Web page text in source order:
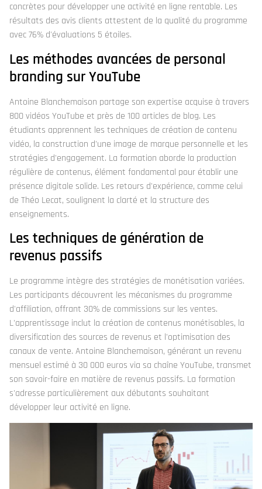
concrètes pour développer une activité en ligne rentable. Les
résultats des avis clients attestent de la qualité du programme
avec 76% d'évaluations 5 étoiles.
Les méthodes avancées de personal
branding sur YouTube
Antoine Blanchemaison partage son expertise acquise à travers
800 vidéos YouTube et près de 100 articles de blog. Les
étudiants apprennent les techniques de création de contenu
vidéo, la construction d'une image de marque personnelle et les
stratégies d'engagement. La formation aborde la production
régulière de contenus, élément fondamental pour établir une
présence digitale solide. Les retours d'expérience, comme celui
de Théo Lecat, soulignent la clarté et la structure des
enseignements.
Les techniques de génération de
revenus passifs
Le programme intègre des stratégies de monétisation variées.
Les participants découvrent les mécanismes du programme
d'affiliation, offrant 30% de commissions sur les ventes.
L'apprentissage inclut la création de contenus monétisables, la
diversification des sources de revenus et l'optimisation des
canaux de vente. Antoine Blanchemaison, générant un revenu
mensuel estimé à 30 000 euros via sa chaîne YouTube, transmet
son savoir-faire en matière de revenus passifs. La formation
s'adresse particulièrement aux débutants souhaitant
développer leur activité en ligne.